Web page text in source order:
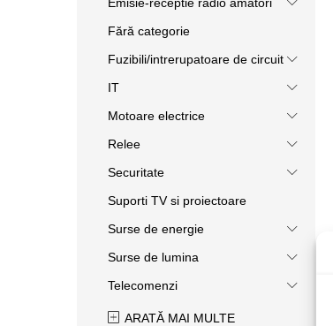
Fără categorie
Fuzibili/intrerupatoare de circuit
IT
Motoare electrice
Relee
Securitate
Suporti TV si proiectoare
Surse de energie
Surse de lumina
Telecomenzi
ARATĂ MAI MULTE